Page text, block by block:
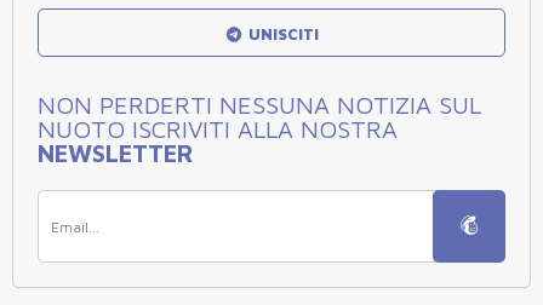
UNISCITI
NON PERDERTI NESSUNA NOTIZIA SUL
NUOTO ISCRIVITI ALLA NOSTRA
NEWSLETTER